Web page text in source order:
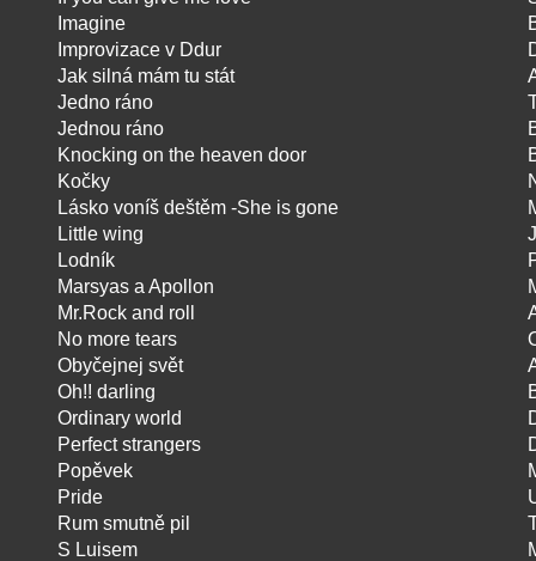
Imagine
Improvizace v Ddur
Jak silná mám tu stát
Jedno ráno
Jednou ráno
Knocking on the heaven door
Kočky
Lásko voníš deštěm -She is gone
Little wing
Lodník
Marsyas a Apollon
Mr.Rock and roll
No more tears
Obyčejnej svět
Oh!! darling
Ordinary world
Perfect strangers
Popěvek
Pride
Rum smutně pil
S Luisem